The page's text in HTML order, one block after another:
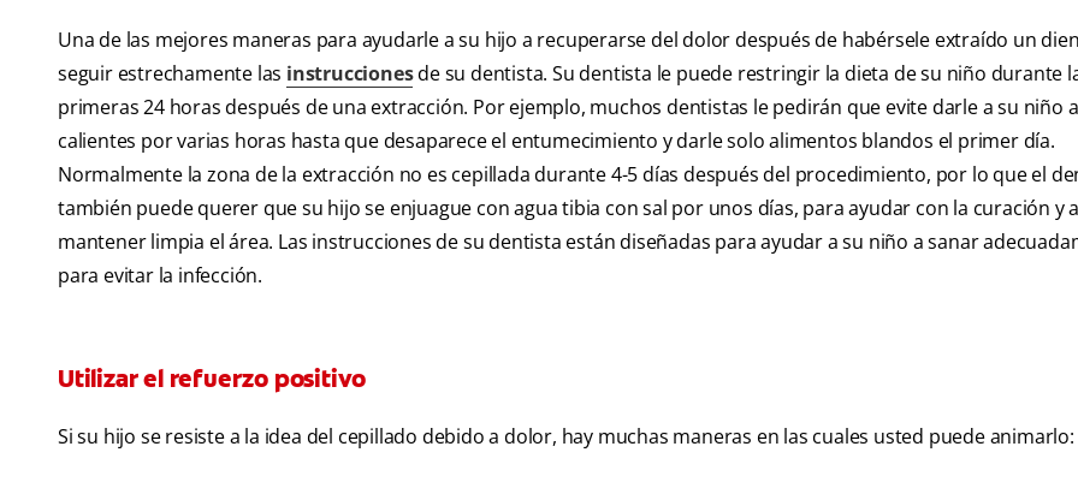
Una de las mejores maneras para ayudarle a su hijo a recuperarse del dolor después de habérsele extraído un
seguir estrechamente las instruccionesde su dentista. Su dentista le puede restringir la dieta de su niño durante
primeras 24 horas después de una extracción. Por ejemplo, muchos dentistas le pedirán que evite darle a su niño
calientes por varias horas hasta que desaparece el entumecimiento y darle solo alimentos blandos el primer día.
Normalmente la zona de la extracción no es cepillada durante 4-5 días después del procedimiento, por lo que el
también puede querer que su hijo se enjuague con agua tibia con sal por unos días, para ayudar con la curación y a
mantener limpia el área. Las instrucciones de su dentista están diseñadas para ayudar a su niño a sanar
para evitar la infección.
Utilizar el refuerzo positivo
Si su hijo se resiste a la idea del cepillado debido a dolor, hay muchas maneras en las cuales usted puede animarlo: